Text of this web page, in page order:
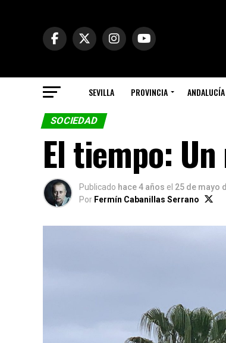
SEVILLA PROVINCIA ANDALUCÍA
SOCIEDAD
El tiempo:
Publicado hace 4 años el 25 de mayo
Por Fermín Cabanillas Serrano